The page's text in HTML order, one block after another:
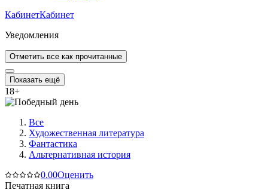
КабинетКабинет
Уведомления
Отметить все как прочитанные
Показать ещё
18+
Все
Художественная литература
Фантастика
Альтернативная история
0.00Оценить
Печатная книга